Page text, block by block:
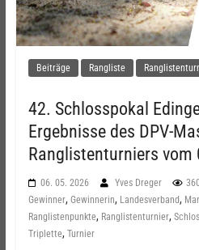
Beiträge Rangliste
42. Schlosspokal
Ergebnisse des DPV-
Ranglistenturniers vom
06. 05. 2026 Yves Dreger
Gewinner, Gewinnerin, Landesverband,
Ranglistenpunkte, Ranglistenturnier,
Triplette, Turnier